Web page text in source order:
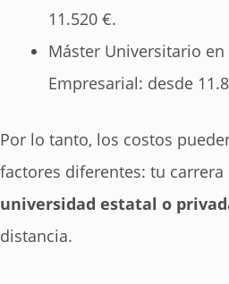
11.520 €.
Máster Universitario
Empresarial: desde
Por lo tanto, los costos
factores diferentes: tu
universidad estatal o
distancia.